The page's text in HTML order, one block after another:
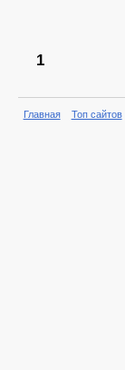
1
Главная Топ сайтов